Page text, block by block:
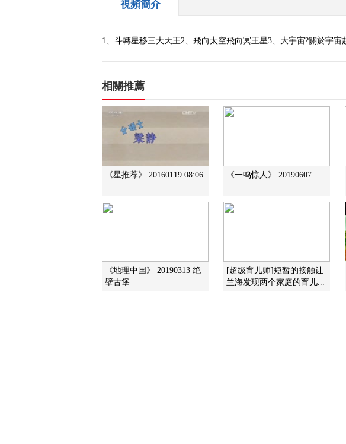
視頻簡介
1、斗轉星移三大天王2、飛向太空飛向冥王星3、大宇宙?關於宇宙
相關推薦
《星推荐》 20160119 08:06 《一鸣惊人》 20190607
《地理中国》 20190313 绝
壁古堡
[超级育儿师]短暂的接触让
兰海发现两个家庭的育儿...